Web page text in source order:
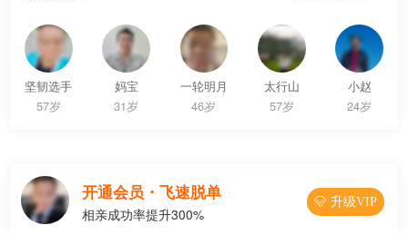
坚韧选手
57岁
妈宝
31岁
一轮明月
46岁
太行山
57岁
小赵
24岁
开通会员・飞速脱单
相亲成功率提升300%
 升级VIP